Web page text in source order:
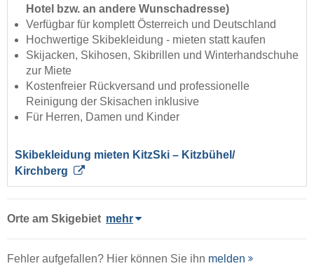
Hotel bzw. an andere Wunschadresse)
Verfügbar für komplett Österreich und Deutschland
Hochwertige Skibekleidung - mieten statt kaufen
Skijacken, Skihosen, Skibrillen und Winterhandschuhe
zur Miete
Kostenfreier Rückversand und professionelle
Reinigung der Skisachen inklusive
Für Herren, Damen und Kinder
Skibekleidung mieten KitzSki – Kitzbühel/​
Kirchberg
Orte am Skigebiet mehr
Fehler aufgefallen? Hier können Sie ihn melden